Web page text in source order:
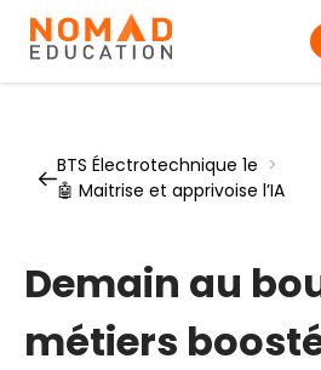
BTS Électrotechnique 1e >
🤖 Maitrise et apprivoise l’IA
Demain au
métiers